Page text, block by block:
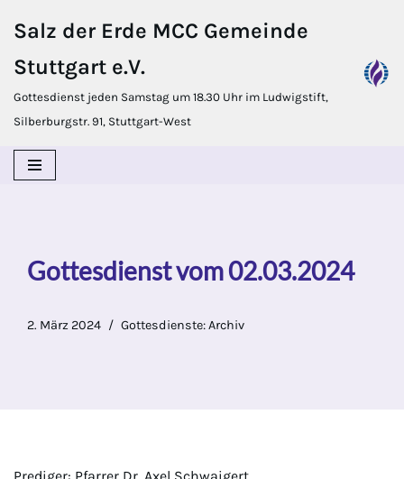
Inhalt
springen
Salz der Erde MCC Gemeinde
Stuttgart e.V.
Gottesdienst jeden Samstag um 18.30 Uhr im Ludwigstift,
Silberburgstr. 91, Stuttgart-West
Gottesdienst vom 02.03.2024
2. März 2024 Gottesdienste: Archiv